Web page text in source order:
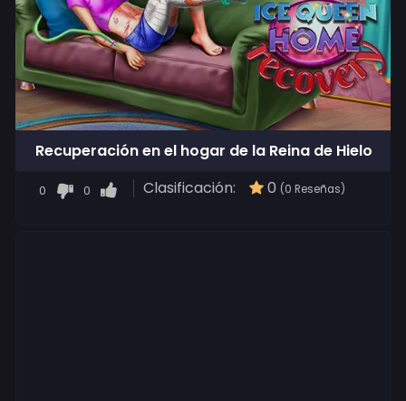
Recuperación en el hogar de la Reina de Hielo
0 0 Clasificación: 0 (0 Reseñas)